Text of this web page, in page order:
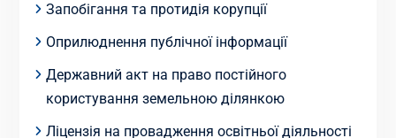
Запобігання та протидія корупції
Оприлюднення публічної інформації
Державний акт на право постійного
користування земельною ділянкою
Ліцензія на провадження освітньої діяльності